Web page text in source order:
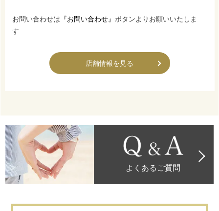
お問い合わせは 『お問い合わせ』 ボタンよりお願いいたしま
す
店舗情報を見る
よくあるご質問